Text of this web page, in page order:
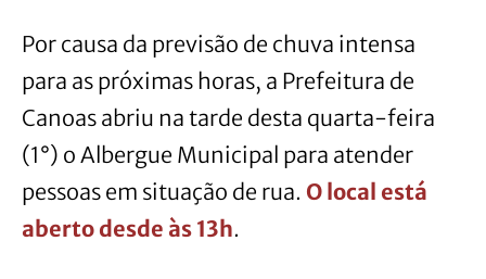
Por causa da previsão de chuva intensa
para as próximas horas, a Prefeitura de
Canoas abriu na tarde desta quarta-feira
(1°) o Albergue Municipal para atender
pessoas em situação de rua. O local está
aberto desde às 13h.